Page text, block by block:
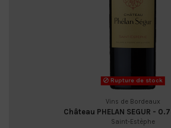
Rupture de stock
Vins de Bordeaux
Château PHELAN SEGUR -
Saint-Estèphe